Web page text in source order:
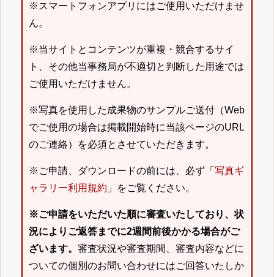
※スマートフォンアプリにはご使用いただけませ
ん。
※当サイトとコンテンツが重複・競合するサイ
ト、その他当事務局が不適切と判断した用途では
ご使用いただけません。
※写真を使用した成果物のサンプルご送付（Web
でご使用の場合は掲載開始時に当該ページのURL
のご連絡）を必須とさせていただきます。
※ご申請、ダウンロードの前には、必ず「 写真ギ
ャラリー利用規約 」をご覧ください。
※ご申請をいただいた順に審査いたしており、状
況によりご返答までに2週間前後かかる場合がご
ざいます。 審査状況や審査期間、審査内容などに
ついての個別のお問い合わせにはご回答いたしか